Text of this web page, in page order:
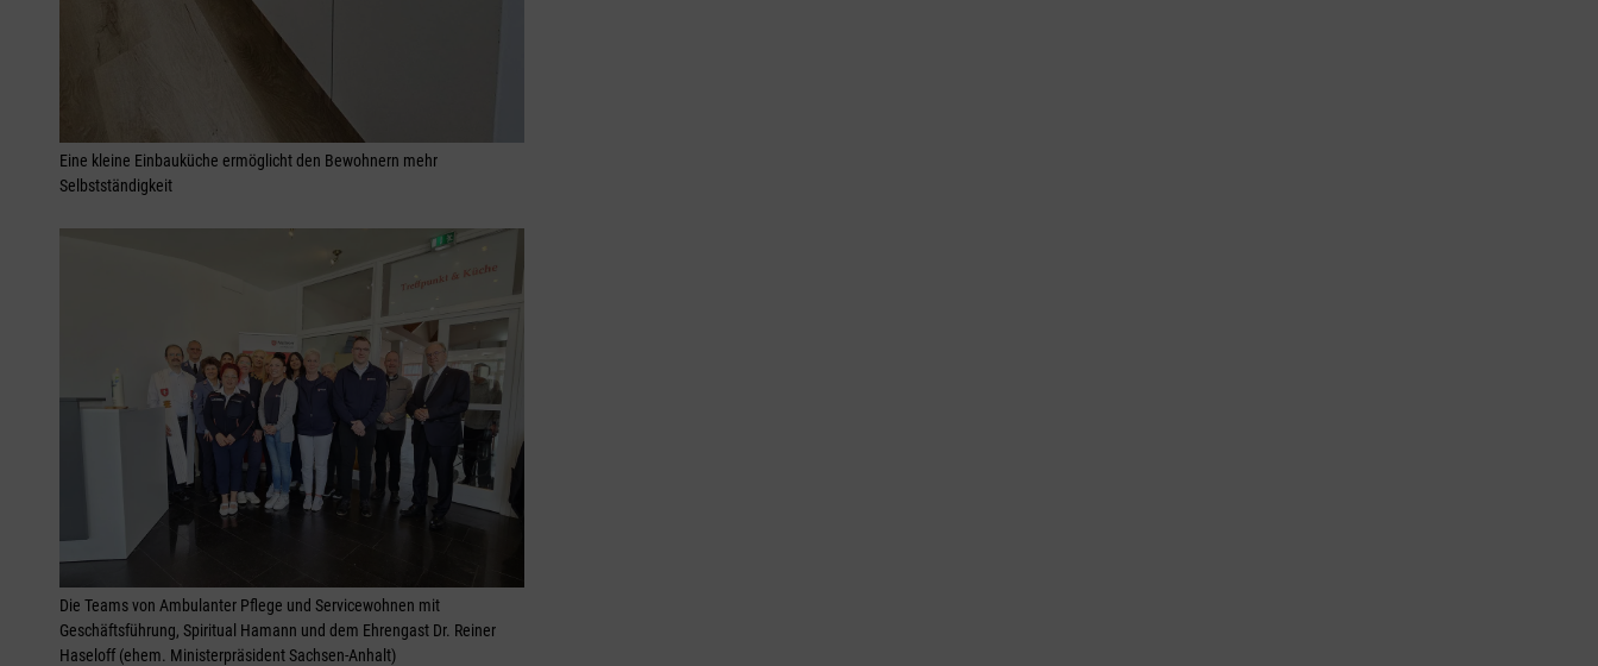
Eine kleine Einbauküche ermöglicht den Bewohnern mehr
Selbstständigkeit
Die Teams von Ambulanter Pflege und Servicewohnen mit
Geschäftsführung, Spiritual Hamann und dem Ehrengast Dr. Reiner
Haseloff (ehem. Ministerpräsident Sachsen-Anhalt)